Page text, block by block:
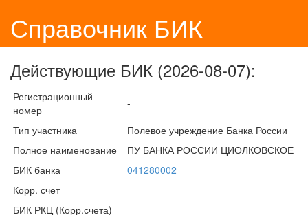
Справочник БИК
Действующие БИК (2026-08-07):
Регистрационный
номер
-
Тип участника
Полевое учреждение Банка России
Полное наименование
ПУ БАНКА РОССИИ ЦИОЛКОВСКОЕ
БИК банка
041280002
Корр. счет
БИК РКЦ (Корр.счета)